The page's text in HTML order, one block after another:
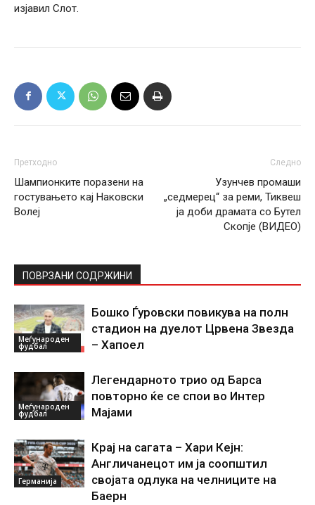
изјавил Слот.
Претходно
Шампионките поразени на
гостувањето кај Наковски
Волеј
Следно
Узунчев промаши
„седмерец“ за реми, Тиквеш
ја доби драмата со Бутел
Скопје (ВИДЕО)
ПОВРЗАНИ СОДРЖИНИ
Меѓународен
фудбал
Бошко Ѓуровски повикува на полн
стадион на дуелот Црвена Звезда
– Хапоел
Меѓународен
фудбал
Легендарното трио од Барса
повторно ќе се спои во Интер
Мајами
Германија
Крај на сагата – Хари Кејн:
Англичанецот им ја соопштил
својата одлука на челниците на
Баерн